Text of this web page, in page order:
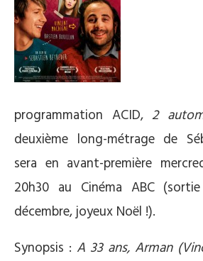
programmation ACID, 2
deuxième long-métrage de
sera en avant-première
20h30 au Cinéma ABC
décembre, joyeux Noël !).
Synopsis : A 33 ans, Arman